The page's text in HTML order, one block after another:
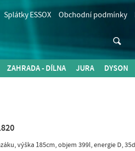
Splátky ESSOX Obchodní podmínky
ZAHRADA - DÍLNA JURA DYSON
výška 185cm, objem 399l, energie D,